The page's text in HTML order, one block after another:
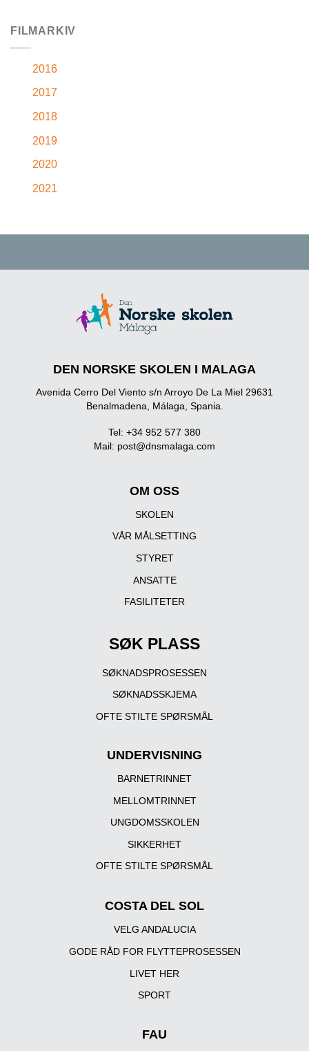
FILMARKIV
2016
2017
2018
2019
2020
2021
DEN NORSKE SKOLEN I MALAGA
Avenida Cerro Del Viento s/n Arroyo De La Miel 29631
Benalmadena, Málaga, Spania.
Tel: +34 952 577 380
Mail: post@dnsmalaga.com
OM OSS
SKOLEN
VÅR MÅLSETTING
STYRET
ANSATTE
FASILITETER
SØK PLASS
SØKNADSPROSESSEN
SØKNADSSKJEMA
OFTE STILTE SPØRSMÅL
UNDERVISNING
BARNETRINNET
MELLOMTRINNET
UNGDOMSSKOLEN
SIKKERHET
OFTE STILTE SPØRSMÅL
COSTA DEL SOL
VELG ANDALUCIA
GODE RÅD FOR FLYTTEPROSESSEN
LIVET HER
SPORT
FAU